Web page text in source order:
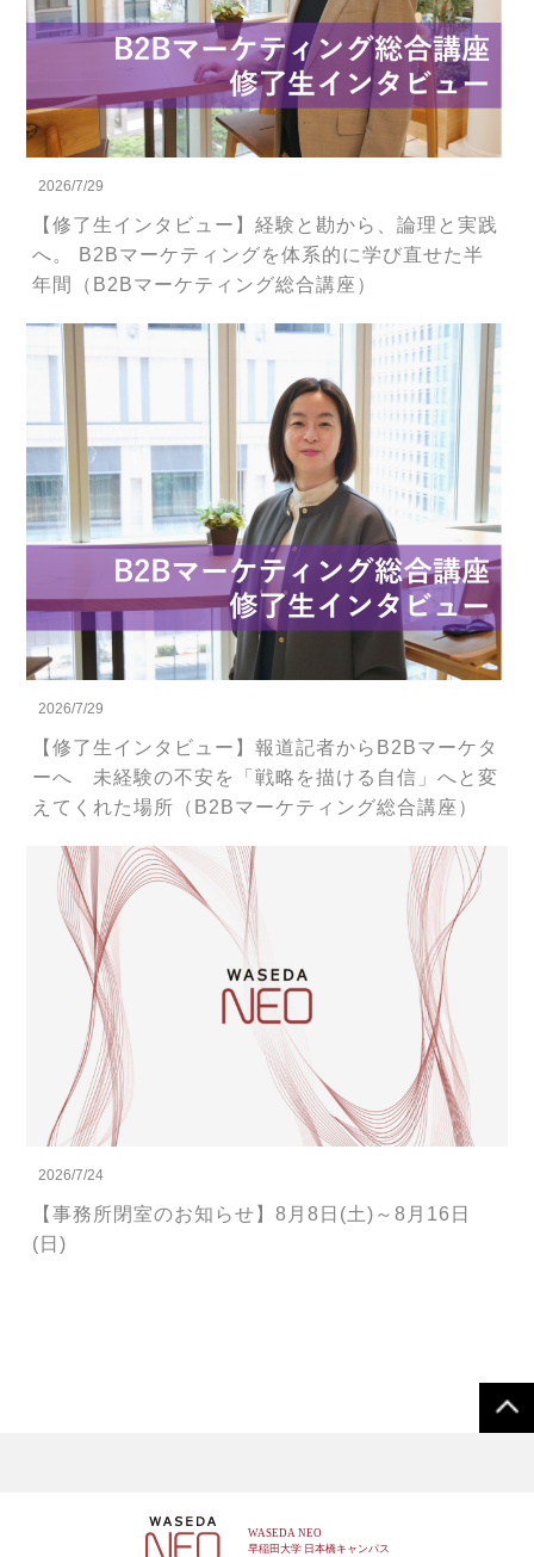
2026/7/29
【修了生インタビュー】経験と勘から、論理と実践
へ。 B2Bマーケティングを体系的に学び直せた半
年間（B2Bマーケティング総合講座）
2026/7/29
【修了生インタビュー】報道記者からB2Bマーケタ
ーへ 未経験の不安を「戦略を描ける自信」へと変
えてくれた場所（B2Bマーケティング総合講座）
2026/7/24
【事務所閉室のお知らせ】8月8日(土)～8月16日
(日)